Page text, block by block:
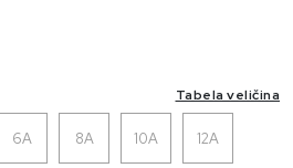
Tabela veličina
6A 8A 10A 12A